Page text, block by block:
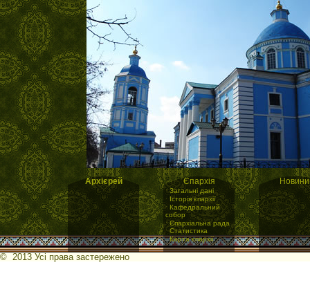
Архієрей Єпархія
·Загальні дані
·Історія єпархії
·Кафедральний
собор
·Єпархіальна рада
·Статистика
·Карта єпархії
Новини
© 2013 Усі права застережено